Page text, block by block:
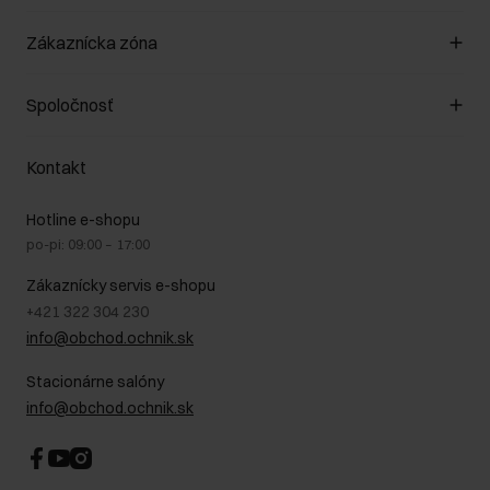
Spravovať súbory cookie
Spôsob platby
Vrátenie
Zákaznícka zóna
Zákazníky klub
Pravidlá propagácie
Starostlivosť o kožu
Bezpečné nakupovanie
Blog
Najčastejšie kladené otázky (FAQ)
Spoločnosť
O nás
GDPR - Zásady ochrany osobných údajov
Právne informácie
Kontakt
Hotline e-shopu
po-pi: 09:00 – 17:00
Zákaznícky servis e-shopu
+421 322 304 230
info@obchod.ochnik.sk
Stacionárne salóny
info@obchod.ochnik.sk